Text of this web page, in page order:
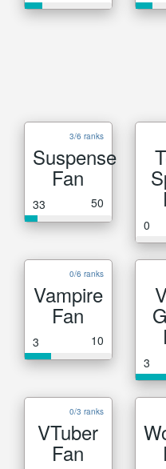
3/6 ranks
Suspense
Fan
33 50
0
0/6 ranks
Vampire
Fan
3 10
3
0/3 ranks
VTuber
Fan